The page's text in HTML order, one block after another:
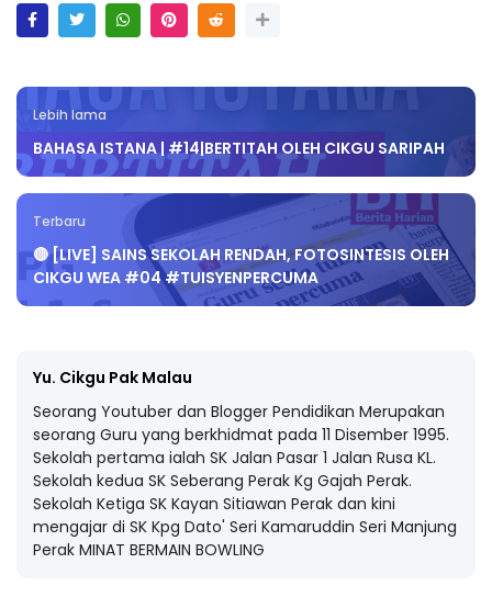
Lebih lama
BAHASA ISTANA | #14|BERTITAH OLEH CIKGU SARIPAH
Terbaru
🔴 [LIVE] SAINS SEKOLAH RENDAH, FOTOSINTESIS OLEH
CIKGU WEA #04 #TUISYENPERCUMA
Yu. Cikgu Pak Malau
Seorang Youtuber dan Blogger Pendidikan Merupakan
seorang Guru yang berkhidmat pada 11 Disember 1995.
Sekolah pertama ialah SK Jalan Pasar 1 Jalan Rusa KL.
Sekolah kedua SK Seberang Perak Kg Gajah Perak.
Sekolah Ketiga SK Kayan Sitiawan Perak dan kini
mengajar di SK Kpg Dato' Seri Kamaruddin Seri Manjung
Perak MINAT BERMAIN BOWLING